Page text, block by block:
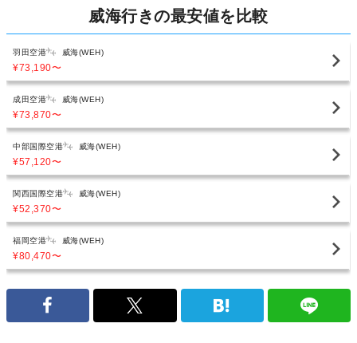
威海行きの最安値を比較
羽田空港 威海(WEH)
¥73,190〜
成田空港 威海(WEH)
¥73,870〜
中部国際空港 威海(WEH)
¥57,120〜
関西国際空港 威海(WEH)
¥52,370〜
福岡空港 威海(WEH)
¥80,470〜